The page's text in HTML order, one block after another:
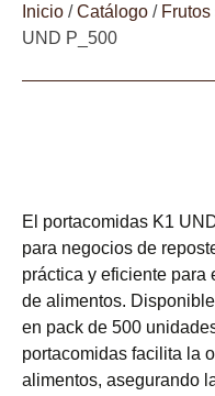
Inicio /Catálogo /
UND P_500
El portacomidas K1
para negocios de
práctica y eficiente para
de alimentos.
en pack de 500
portacomidas facilita la
alimentos, asegurando